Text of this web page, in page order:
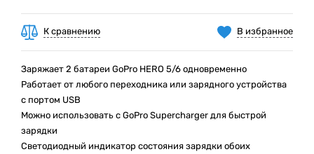
В избранное
К сравнению
Заряжает 2 батареи GoPro HERO 5/6 одновременно
Работает от любого переходника или зарядного устройства
с портом USB
Можно использовать с GoPro Supercharger для быстрой
зарядки
Светодиодный индикатор состояния зарядки обоих